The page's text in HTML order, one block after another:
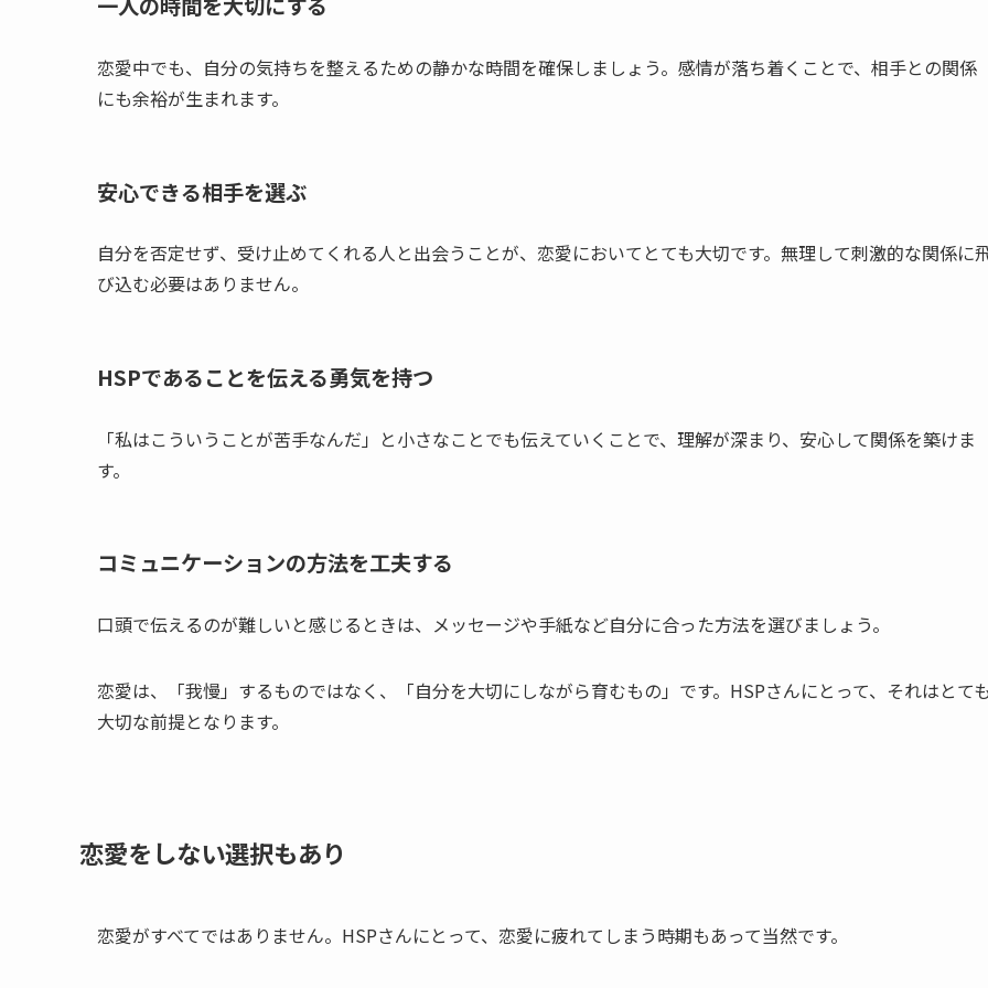
恋愛中でも、自分の気持ちを整えるための静かな時間を確保しましょう。感情が落ち着くことで、相手との関係
にも余裕が生まれます。
安心できる相手を選ぶ
自分を否定せず、受け止めてくれる人と出会うことが、恋愛においてとても大切です。無理して刺激的な関係に
び込む必要はありません。
HSPであることを伝える勇気を持つ
「私はこういうことが苦手なんだ」と小さなことでも伝えていくことで、理解が深まり、安心して関係を築けま
す。
コミュニケーションの方法を工夫する
口頭で伝えるのが難しいと感じるときは、メッセージや手紙など自分に合った方法を選びましょう。
恋愛は、「我慢」するものではなく、「自分を大切にしながら育むもの」です。HSPさんにとって、それはとて
大切な前提となります。
恋愛をしない選択もあり
恋愛がすべてではありません。HSPさんにとって、恋愛に疲れてしまう時期もあって当然です。